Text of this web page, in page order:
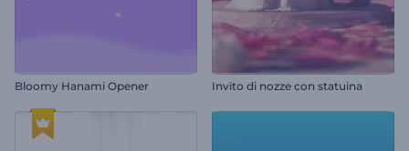
Bloomy Hanami Opener Invito di nozze con statuina